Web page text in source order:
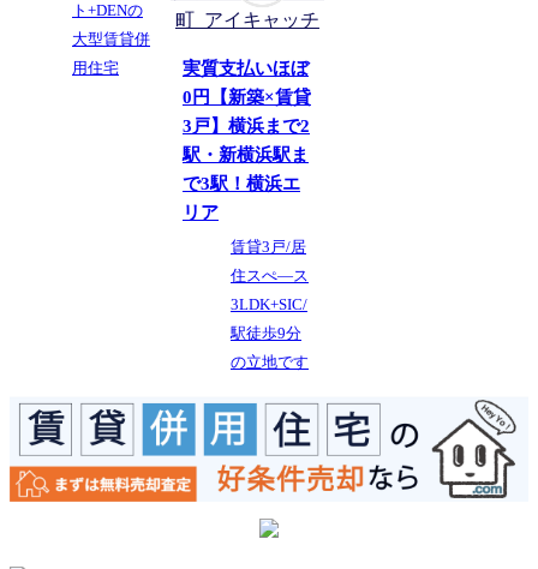
ト+DENの
大型賃貸併
用住宅
実質支払いほぼ
0円【新築×賃貸
3戸】横浜まで2
駅・新横浜駅ま
で3駅！横浜エ
リア
賃貸3戸/居
住スぺ―ス
3LDK+SIC/
駅徒歩9分
の立地です